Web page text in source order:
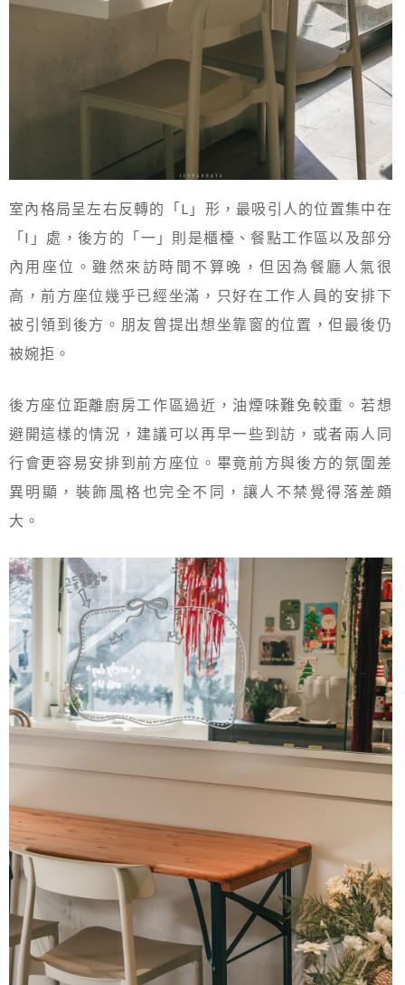
室內格局呈左右反轉的「L」形，最吸引人的位置集中在
「I」處，後方的「一」則是櫃檯、餐點工作區以及部分
內用座位。雖然來訪時間不算晚，但因為餐廳人氣很
高，前方座位幾乎已經坐滿，只好在工作人員的安排下
被引領到後方。朋友曾提出想坐靠窗的位置，但最後仍
被婉拒。
後方座位距離廚房工作區過近，油煙味難免較重。若想
避開這樣的情況，建議可以再早一些到訪，或者兩人同
行會更容易安排到前方座位。畢竟前方與後方的氛圍差
異明顯，裝飾風格也完全不同，讓人不禁覺得落差頗
大。